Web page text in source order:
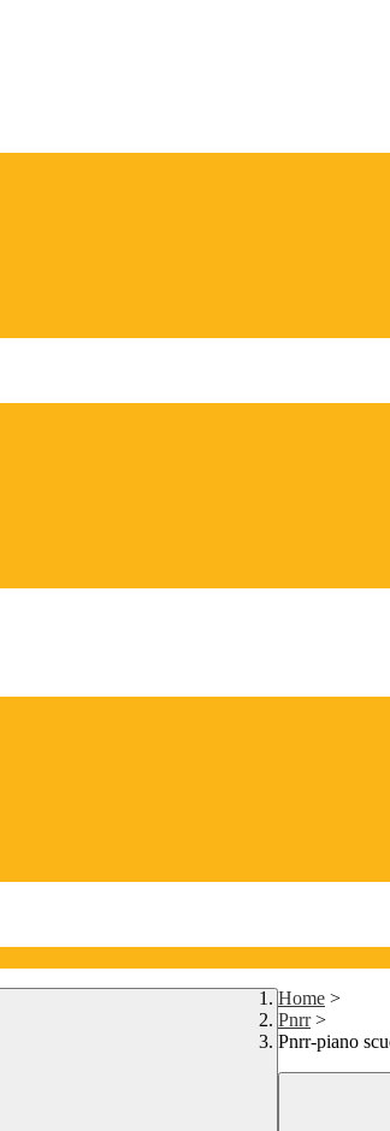
Home >
Pnrr >
Pnrr-piano